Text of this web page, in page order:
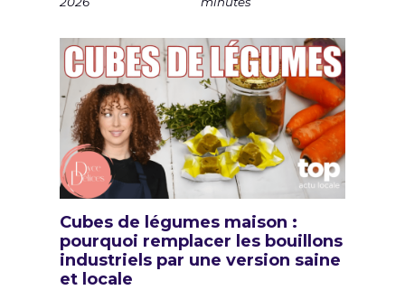
Cubes de légumes maison :
pourquoi remplacer les bouillons
industriels par une version saine
et locale